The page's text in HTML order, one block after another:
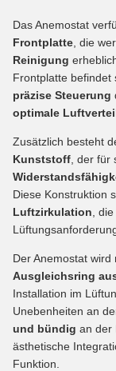
Das Anemostat
Frontplatte , die
Reinigung
Frontplatte befindet
präzise Steuerung
optimale
Zusätzlich besteht
Kunststoff , der
Diese Konstruktion
Luftzirkulation ,
Der Anemostat wird
Ausgleichsring
Installation im
Unebenheiten an
und bündig an der
ästhetische
Funktion.